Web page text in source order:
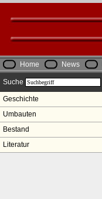
Home News
Suche
Geschichte
Umbauten
Bestand
Literatur